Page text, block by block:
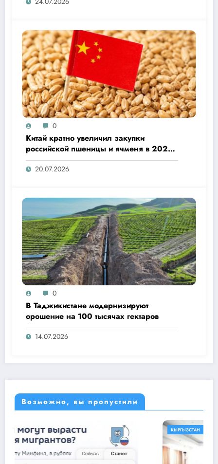
0
Китай кратно увеличил закупки
российской пшеницы и ячменя в 2026
году
20.07.2026
0
В Таджикистане модернизируют
орошение на 100 тысячах гектаров
14.07.2026
Возможно, вы пропустили
КЫРГЫЗСТАН